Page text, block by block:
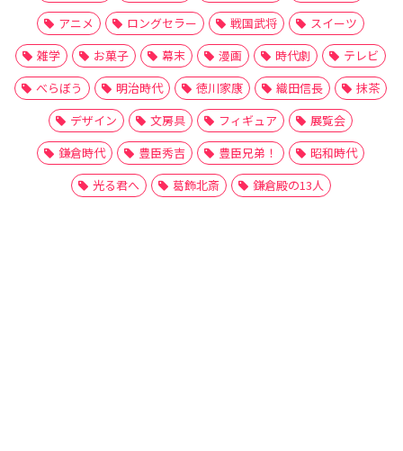
アニメ
ロングセラー 戦国武将
スイーツ
雑学
お菓子 幕末 漫画 時代劇
テレビ
べらぼう
明治時代 徳川家康 織田信長
抹茶
デザイン
文房具 フィギュア
展覧会
鎌倉時代
豊臣秀吉 豊臣兄弟！
昭和時代
光る君へ
葛飾北斎 鎌倉殿の13人